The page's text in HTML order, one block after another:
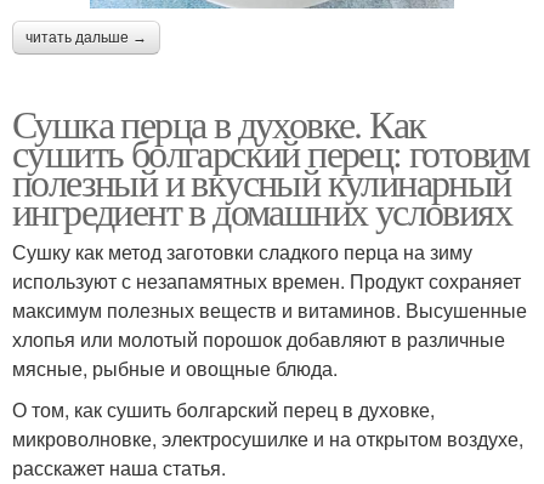
читать дальше →
Сушка перца в духовке. Как
сушить болгарский перец: готовим
полезный и вкусный кулинарный
ингредиент в домашних условиях
Сушку как метод заготовки сладкого перца на зиму
используют с незапамятных времен. Продукт сохраняет
максимум полезных веществ и витаминов. Высушенные
хлопья или молотый порошок добавляют в различные
мясные, рыбные и овощные блюда.
О том, как сушить болгарский перец в духовке,
микроволновке, электросушилке и на открытом воздухе,
расскажет наша статья.